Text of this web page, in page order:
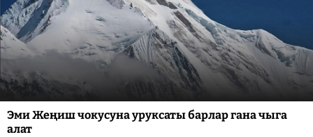
Эми Жеңиш чокусуна уруксаты барлар гана чыга
алат